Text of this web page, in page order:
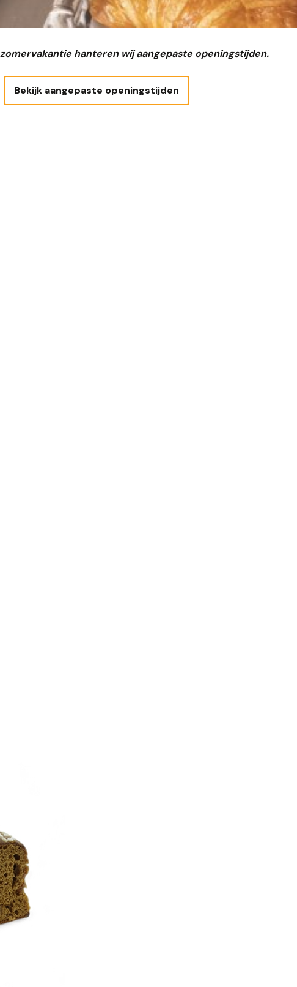
zomervakantie hanteren wij aangepaste openingstijden.
Bekijk aangepaste openingstijden